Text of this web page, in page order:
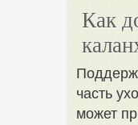
Как
часть
может